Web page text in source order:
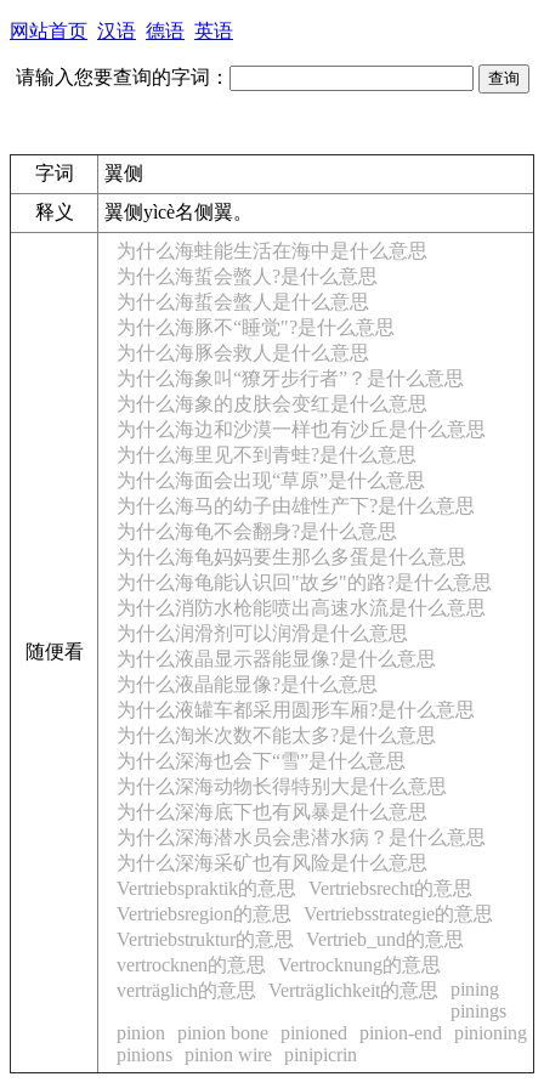
网站首页 汉语 德语 英语
请输入您要查询的字词：
字词
翼侧
释义
翼侧yìcè名侧翼。
随便看
为什么海蛙能生活在海中是什么意思
为什么海蜇会螫人?是什么意思
为什么海蜇会螫人是什么意思
为什么海豚不“睡觉"?是什么意思
为什么海豚会救人是什么意思
为什么海象叫“獠牙步行者”？是什么意思
为什么海象的皮肤会变红是什么意思
为什么海边和沙漠一样也有沙丘是什么意思
为什么海里见不到青蛙?是什么意思
为什么海面会出现“草原”是什么意思
为什么海马的幼子由雄性产下?是什么意思
为什么海龟不会翻身?是什么意思
为什么海龟妈妈要生那么多蛋是什么意思
为什么海龟能认识回"故乡"的路?是什么意思
为什么消防水枪能喷出高速水流是什么意思
为什么润滑剂可以润滑是什么意思
为什么液晶显示器能显像?是什么意思
为什么液晶能显像?是什么意思
为什么液罐车都采用圆形车厢?是什么意思
为什么淘米次数不能太多?是什么意思
为什么深海也会下“雪”是什么意思
为什么深海动物长得特别大是什么意思
为什么深海底下也有风暴是什么意思
为什么深海潜水员会患潜水病？是什么意思
为什么深海采矿也有风险是什么意思
Vertriebspraktik的意思
Vertriebsrecht的意思
Vertriebsregion的意思
Vertriebsstrategie的意思
Vertriebstruktur的意思
Vertrieb_und的意思
vertrocknen的意思
Vertrocknung的意思
verträglich的意思
Verträglichkeit的意思
pining
pinings
pinion
pinion bone pinioned pinion-end
pinioning
pinions pinion wire pinipicrin